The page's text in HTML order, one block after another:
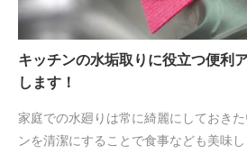
キッチンの水垢取りに役立つ便利
します！
家庭での水廻りは常に綺麗にしておき
ンを清潔にすることで食事なども美味